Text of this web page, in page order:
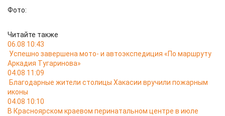
Фото:
Читайте также
06.08 10:43
Успешно завершена мото- и автоэкспедиция «По маршруту
Аркадия Тугаринова»
04.08 11:09
Благодарные жители столицы Хакасии вручили пожарным
иконы
04.08 10:10
В Красноярском краевом перинатальном центре в июле